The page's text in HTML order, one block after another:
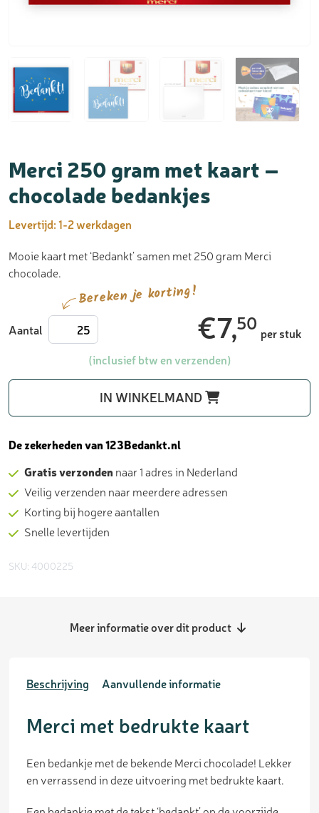
Merci 250 gram met kaart –
chocolade bedankjes
Levertijd:1-2 werkdagen
Mooie kaart met ‘Bedankt’ samen met 250 gram Merci
chocolade.
Bereken je korting!
Aantal Merci
250
bedankjes
€7,50 per stuk
(inclusief btw en verzenden)
IN WINKELMAND
De zekerheden van 123Bedankt.nl
Gratis verzonden naar 1 adres in Nederland
Veilig verzenden naar meerdere adressen
Korting bij hogere aantallen
Snelle levertijden
SKU: 4000225
Meer informatie over dit product
Beschrijving Aanvullende informatie
Merci met bedrukte kaart
Een bedankje met de bekende Merci chocolade! Lekker
en verrassend in deze uitvoering met bedrukte kaart.